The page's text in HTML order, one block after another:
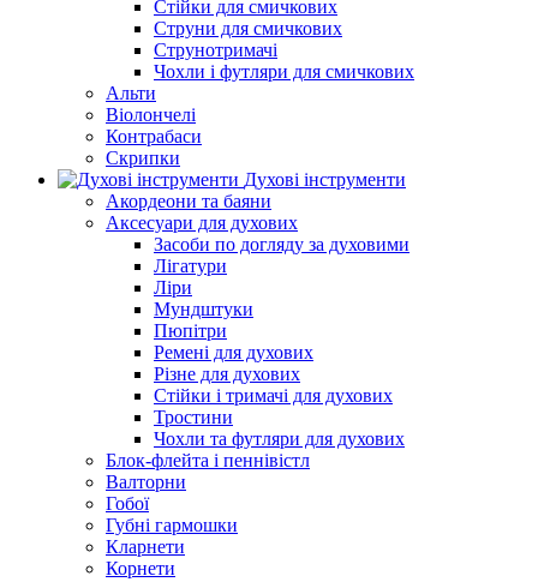
Стійки для смичкових
Струни для смичкових
Струнотримачі
Чохли і футляри для смичкових
Альти
Віолончелі
Контрабаси
Скрипки
Духові інструменти
Акордеони та баяни
Аксесуари для духових
Засоби по догляду за духовими
Лігатури
Ліри
Мундштуки
Пюпітри
Ремені для духових
Різне для духових
Стійки і тримачі для духових
Тростини
Чохли та футляри для духових
Блок-флейта і пеннівістл
Валторни
Гобої
Губні гармошки
Кларнети
Корнети